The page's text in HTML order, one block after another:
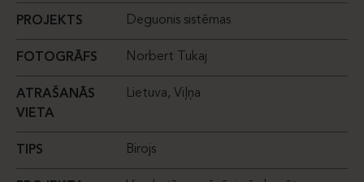
PROJEKTS Deguonis sistēmas
FOTOGRĀFS Norbert Tukaj
ATRAŠANĀS
VIETA
Lietuva, Viļņa
TIPS Birojs